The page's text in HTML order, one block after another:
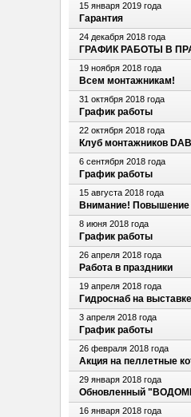
15 января 2019 года
Гарантия
24 декабря 2018 года
ГРАФИК РАБОТЫ В
19 ноября 2018 года
Всем монтажникам!
31 октября 2018 года
График работы
22 октября 2018 года
Клуб монтажников
6 сентября 2018 года
График работы
15 августа 2018 года
Внимание! Повышение
8 июня 2018 года
График работы
26 апреля 2018 года
Работа в праздники
19 апреля 2018 года
Гидроснаб на
3 апреля 2018 года
График работы
26 февраля 2018 года
Акция на пеллетные
29 января 2018 года
Обновленный
16 января 2018 года